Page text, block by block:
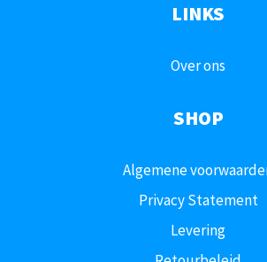
LINKS
Over ons
SHOP
Algemene
Privacy Statement
Levering